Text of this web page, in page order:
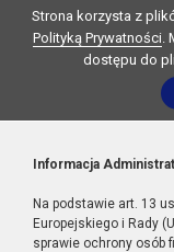
Strona korzysta z
Polityką Prywatności.
dostępu do
Informacja
Na podstawie art. 13
Europejskiego i Rady
sprawie ochrony osób